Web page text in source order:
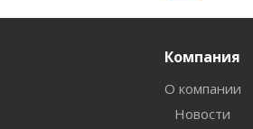
Компания
О компании
Новости